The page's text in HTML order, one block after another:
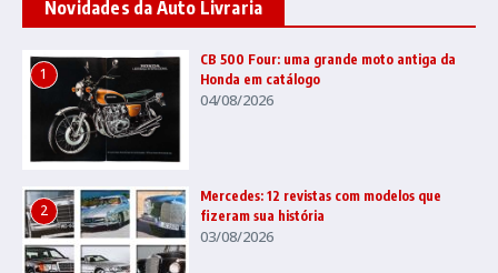
Novidades da Auto Livraria
1
CB 500 Four: uma grande moto antiga da
Honda em catálogo
04/08/2026
2
Mercedes: 12 revistas com modelos que
fizeram sua história
03/08/2026